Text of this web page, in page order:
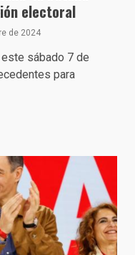
electoral
de 2024
sábado 7 de
para